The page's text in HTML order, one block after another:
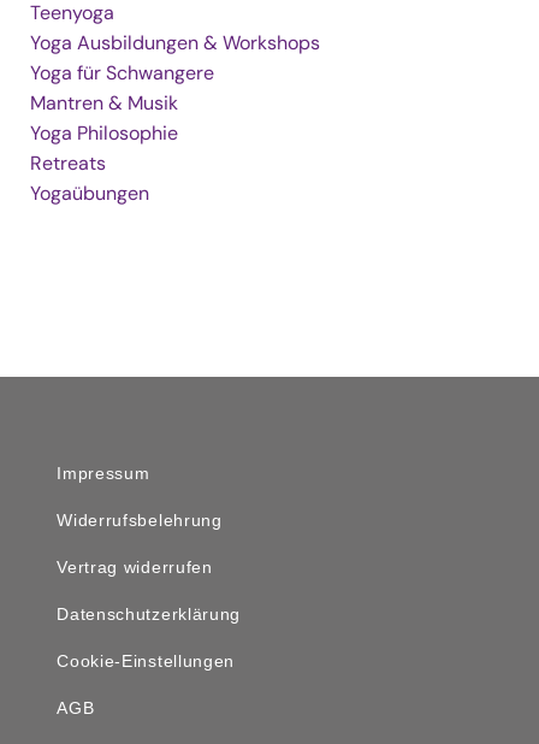
Teenyoga
Yoga Ausbildungen & Workshops
Yoga für Schwangere
Mantren & Musik
Yoga Philosophie
Retreats
Yogaübungen
Impressum
Widerrufsbelehrung
Vertrag widerrufen
Datenschutzerklärung
Cookie-Einstellungen
AGB